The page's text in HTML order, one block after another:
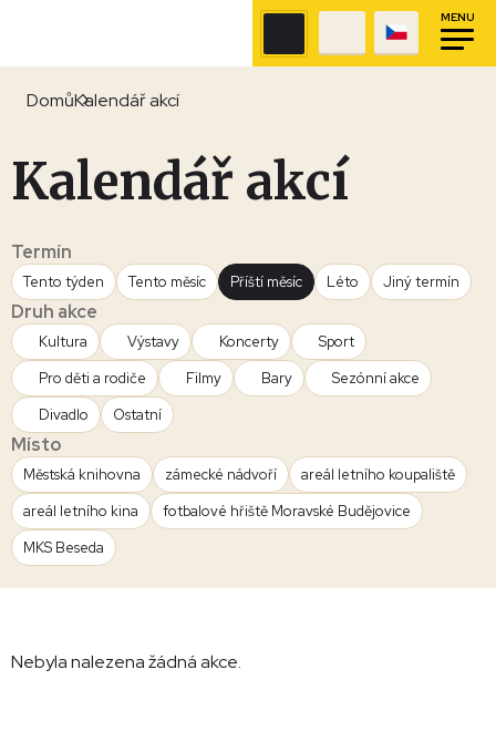
MENU
DomůKalendář akcí
Kalendář akcí
Termín
Tento týden Tento měsíc Příští měsíc Léto Jiný termín
Druh akce
Kultura Výstavy Koncerty
Sport
Pro děti a rodiče
Filmy Bary
Sezónní akce
Divadlo
Ostatní
Místo
Městská knihovna zámecké nádvoří
areál letního koupaliště
areál letního kina
fotbalové hřiště Moravské Budějovice
MKS Beseda
Nebyla nalezena žádná akce.